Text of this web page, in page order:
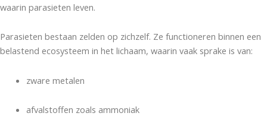
waarin parasieten leven.
Parasieten bestaan zelden op zichzelf. Ze functioneren binnen een
belastend ecosysteem in het lichaam, waarin vaak sprake is van:
zware metalen
afvalstoffen zoals ammoniak